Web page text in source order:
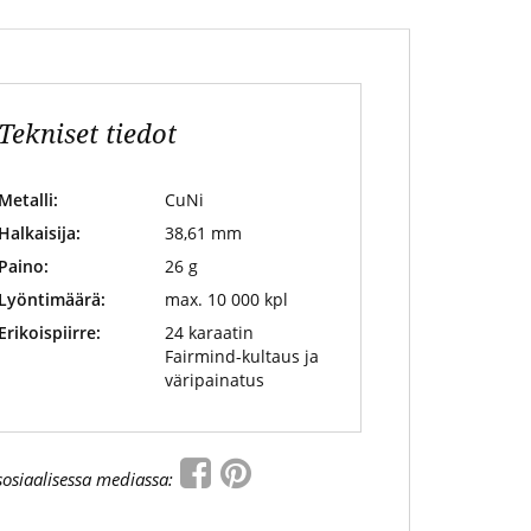
tiedot
CuNi
38,61 mm
26 g
max. 10 000 kpl
24 karaatin
Fairmind-kultaus ja
väripainatus
mediassa: